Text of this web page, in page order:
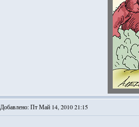
Добавлено: Пт Май 14, 2010 21:15